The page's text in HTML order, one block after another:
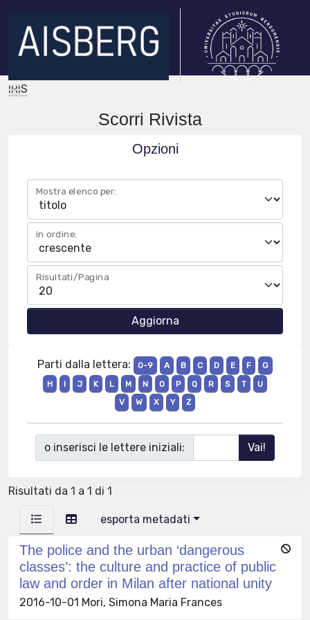
IRIS
Scorri Rivista
Opzioni
Mostra elenco per:
in ordine:
Risultati/Pagina
Parti dalla lettera: 0-9 A B C D E F
G
H
I J K L M N O P Q R S T
U
V
W X Y Z
o inserisci le lettere iniziali:
Risultati da 1 a 1 di 1
esporta metadati
The police and the urban ‘dangerous
classes’: the culture and practice of public
law and order in Milan after national unity
2016-10-01 Mori, Simona Maria Frances